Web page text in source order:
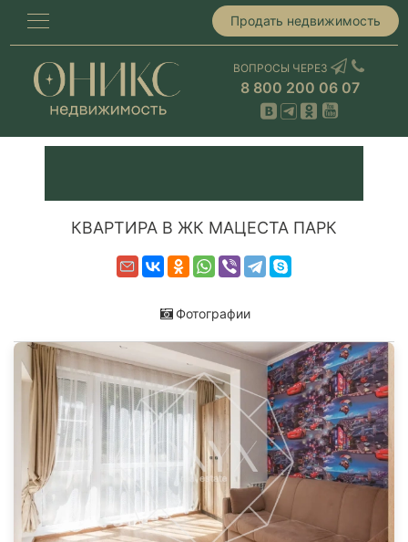
Продать недвижимость
ВОПРОСЫ ЧЕРЕЗ
8 800 200 06 07
КВАРТИРА В ЖК МАЦЕСТА ПАРК
Фотографии